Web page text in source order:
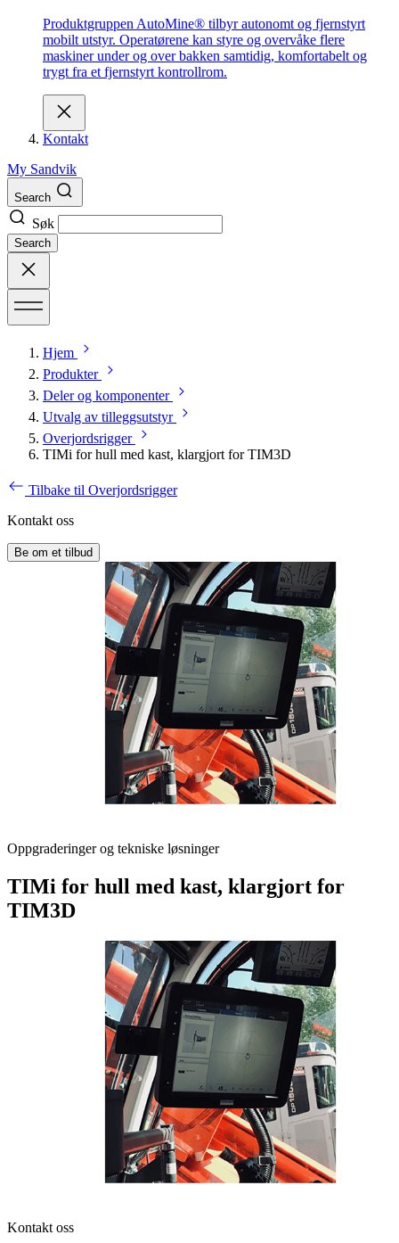
Produktgruppen AutoMine® tilbyr autonomt og fjernstyrt
mobilt utstyr. Operatørene kan styre og overvåke flere
maskiner under og over bakken samtidig, komfortabelt og
trygt fra et fjernstyrt kontrollrom.
Kontakt
My Sandvik
Search
Søk
Search
Hjem
Produkter
Deler og komponenter
Utvalg av tilleggsutstyr
Overjordsrigger
TIMi for hull med kast, klargjort for TIM3D
Tilbake til Overjordsrigger
Kontakt oss
Be om et tilbud
Oppgraderinger og tekniske løsninger
TIMi for hull med kast, klargjort for
TIM3D
Kontakt oss